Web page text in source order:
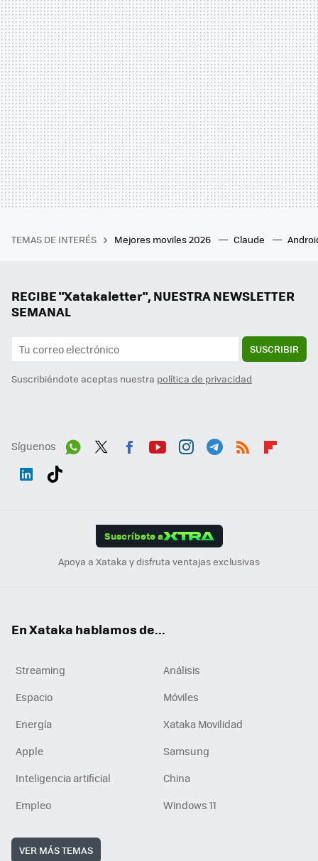
TEMAS DE INTERÉS Mejores moviles 2026 Claude
RECIBE "Xatakaletter", NUESTRA NEWSLETTER
SEMANAL
SUSCRIBIR
Suscribiéndote aceptas nuestra política de privacidad
Síguenos
Suscríbete a
Apoya a Xataka y disfruta ventajas exclusivas
En Xataka hablamos de...
Streaming
Análisis
Espacio
Móviles
Energía
Xataka Movilidad
Apple
Samsung
Inteligencia artificial
China
Empleo
Windows 11
VER MÁS TEMAS